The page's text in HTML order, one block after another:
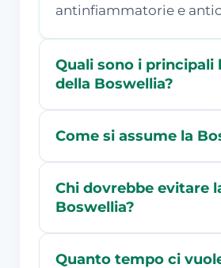
antinfiammatorie e
Quali sono i principali
della Boswellia?
Come si assume la
Chi dovrebbe evitare
Boswellia?
Quanto tempo ci